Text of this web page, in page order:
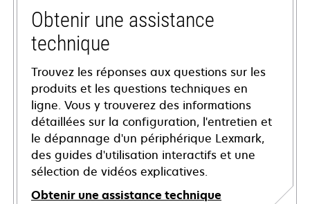
Obtenir une assistance
technique
Trouvez les réponses aux questions sur les
produits et les questions techniques en
ligne. Vous y trouverez des informations
détaillées sur la configuration, l'entretien et
le dépannage d'un périphérique Lexmark,
des guides d'utilisation interactifs et une
sélection de vidéos explicatives.
Obtenir une assistance technique